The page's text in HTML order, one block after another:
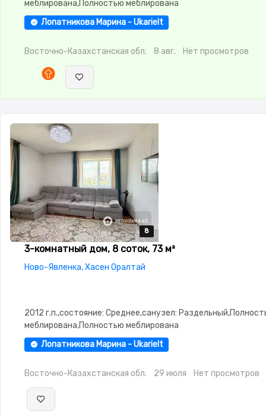
меблирована,Полностью меблирована
Лопатникова Марина - Ukarielt
Восточно-Казахстанская обл. 8 авг. Нет просмотров
8
8
8
8
8
3-комнатный дом, 8 соток, 73 м²
Ново-Явленка, Хасен Оралтай
2012 г.п.,состояние: Среднее,санузел:
меблирована,Полностью меблирована
Лопатникова Марина - Ukarielt
Восточно-Казахстанская обл. 29 июля Нет просмотров